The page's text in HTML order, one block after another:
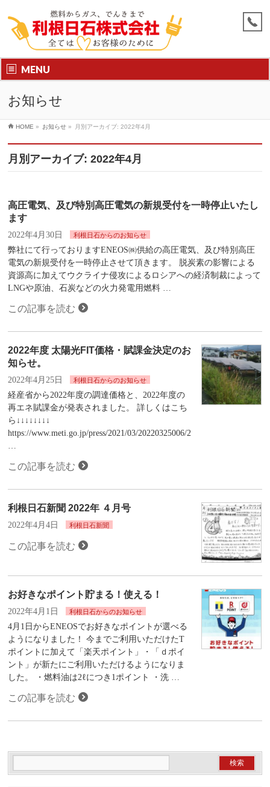
MENU
お知らせ
HOME » お知らせ » 月別アーカイブ: 2022年4月
月別アーカイブ: 2022年4月
高圧電気、及び特別高圧電気の新規受付を一時停止いたし
ます
2022年4月30日 利根日石からのお知らせ
弊社にて行っておりますENEOS㈱供給の高圧電気、及び特別高圧
電気の新規受付を一時停止させて頂きます。 脱炭素の影響による
資源高に加えてウクライナ侵攻によるロシアへの経済制裁によって
LNGや原油、石炭などの火力発電用燃料 …
この記事を読む
2022年度 太陽光FIT価格・賦課金決定のお
知らせ。
2022年4月25日 利根日石からのお知らせ
経産省から2022年度の調達価格と、2022年度の
再エネ賦課金が発表されました。 詳しくはこち
ら↓↓↓↓↓↓↓↓
https://www.meti.go.jp/press/2021/03/20220325006/2022
…
この記事を読む
利根日石新聞 2022年 ４月号
2022年4月4日 利根日石新聞
この記事を読む
お好きなポイント貯まる！使える！
2022年4月1日 利根日石からのお知らせ
4月1日からENEOSでお好きなポイントが選べる
ようになりました！ 今までご利用いただけたT
ポイントに加えて「楽天ポイント」・「ｄポイ
ント」が新たにご利用いただけるようになりま
した。 ・燃料油は2ℓにつき1ポイント ・洗 …
この記事を読む